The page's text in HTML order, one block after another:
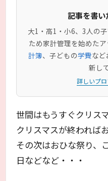
記事を書い
大1・高1・小6、3人の
ため家計管理を始めたア
計簿、子どもの学費な
新し
詳しいプ
世間はもうすぐクリス
クリスマスが終われば
その次はおひな祭り、
日などなど・・・